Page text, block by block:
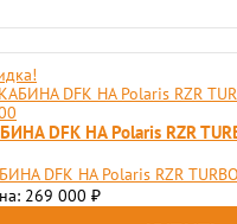
DFK НА Polaris RZR
DFK НА Polaris RZR
269 000 ₽